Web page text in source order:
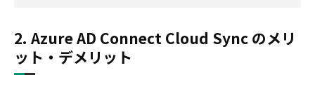
2. Azure AD Connect Cloud Sync のメリ
ット・デメリット